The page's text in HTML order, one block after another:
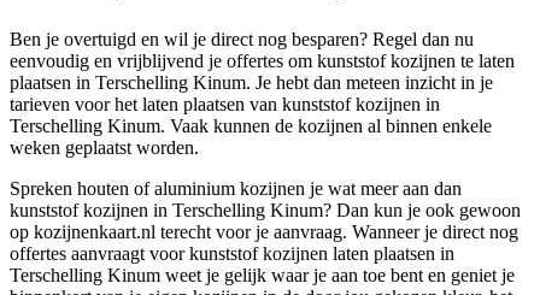
Ben je overtuigd en wil je direct nog besparen? Regel dan nu
eenvoudig en vrijblijvend je offertes om kunststof kozijnen te laten
plaatsen in Terschelling Kinum. Je hebt dan meteen inzicht in je
tarieven voor het laten plaatsen van kunststof kozijnen in
Terschelling Kinum. Vaak kunnen de kozijnen al binnen enkele
weken geplaatst worden.
Spreken houten of aluminium kozijnen je wat meer aan dan
kunststof kozijnen in Terschelling Kinum? Dan kun je ook gewoon
op kozijnenkaart.nl terecht voor je aanvraag. Wanneer je direct nog
offertes aanvraagt voor kunststof kozijnen laten plaatsen in
Terschelling Kinum weet je gelijk waar je aan toe bent en geniet je